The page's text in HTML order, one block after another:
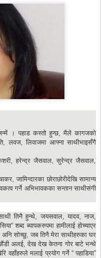
। पहाड कस्तो हुन्छ, मैले कागजको
लवज, लिवाजमा आफ्ना साथीभाइसँगै
हरेन्द्र जैसवाल, सुरेन्द्र जैसवाल,
जामिन्दारका छोराछोरीदेखि सामान्य
गर्ने अभिभावकका सन्तान साथीसंगी
तिनै हुन्थे, जयसवाल, यादव, नाज,
शब्द ब्यापकरुपमा हामीलाई होच्याएर
सोच्छु, जब तिनै मेरा साथीहरुका घर
अलई, देख देख केतना गोर बाटे भन्थे
वहाँहरुले मलाई प्रयोग गर्ने “ पहाडिया”